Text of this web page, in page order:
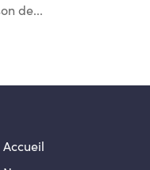
de...
Accueil